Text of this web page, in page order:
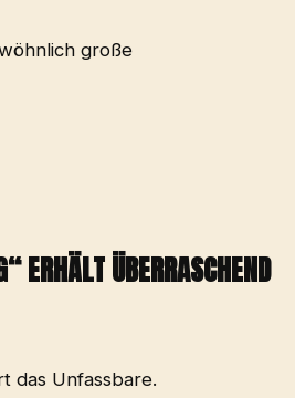
große
ERHÄLT ÜBERRASCHEND
das Unfassbare.